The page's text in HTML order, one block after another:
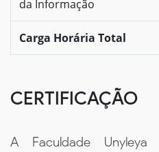
da Informação
Carga Horária Total
CERTIFICAÇÃO
A Faculdade